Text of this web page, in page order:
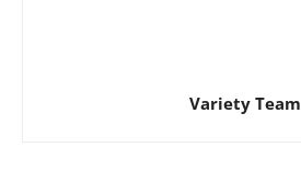
Variety Team